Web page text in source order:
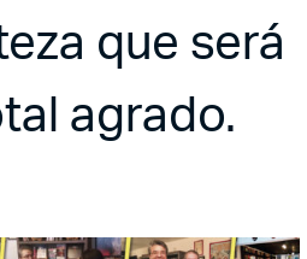
que será
agrado.